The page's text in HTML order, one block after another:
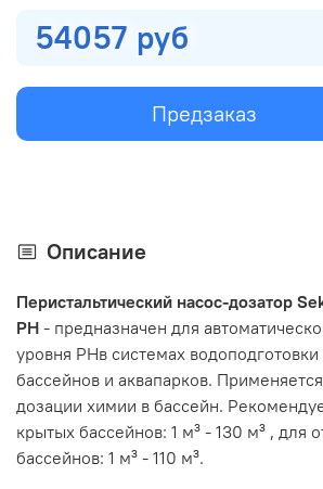
54057 руб
Предзаказ
Описание
Перистальтический насос-дозатор
PH - предназначен для
уровня PHв системах
бассейнов и аквапарков.
дозации химии в бассейн.
крытых бассейнов: 1 м³ - 130 м³ , для
бассейнов: 1 м³ - 110 м³.